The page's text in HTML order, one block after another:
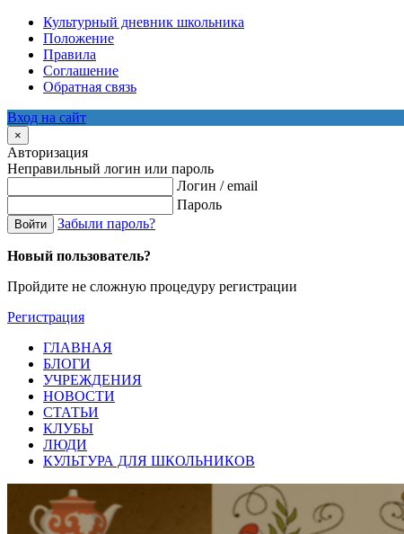
Культурный дневник школьника
Положение
Правила
Соглашение
Обратная связь
Вход на сайт
×
Авторизация
Неправильный логин или пароль
Логин / email
Пароль
Войти Забыли пароль?
Новый пользователь?
Пройдите не сложную процедуру регистрации
Регистрация
ГЛАВНАЯ
БЛОГИ
УЧРЕЖДЕНИЯ
НОВОСТИ
СТАТЬИ
КЛУБЫ
ЛЮДИ
КУЛЬТУРА ДЛЯ ШКОЛЬНИКОВ